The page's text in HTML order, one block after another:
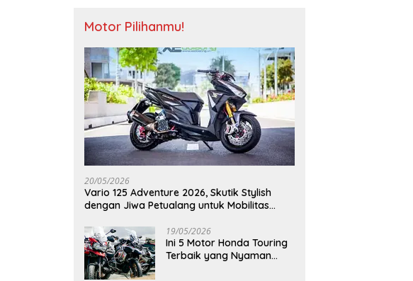
Motor Pilihanmu!
20/05/2026
Vario 125 Adventure 2026, Skutik Stylish
dengan Jiwa Petualang untuk Mobilitas
19/05/2026
Ini 5 Motor Honda Touring
Terbaik yang Nyaman